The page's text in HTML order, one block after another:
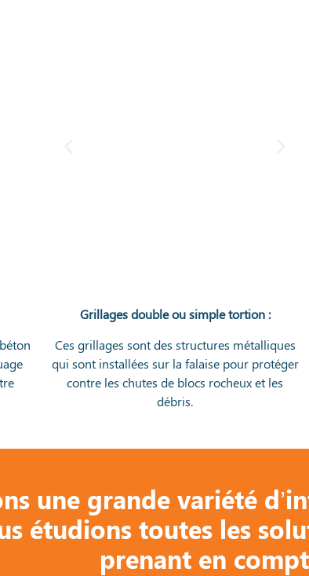
Grillages double ou simple tortion :
Ces grillages sont des structures métalliques
qui sont installées sur la falaise pour protéger
contre les chutes de blocs rocheux et les
débris.
une grande variété
étudions toutes les
prenant en